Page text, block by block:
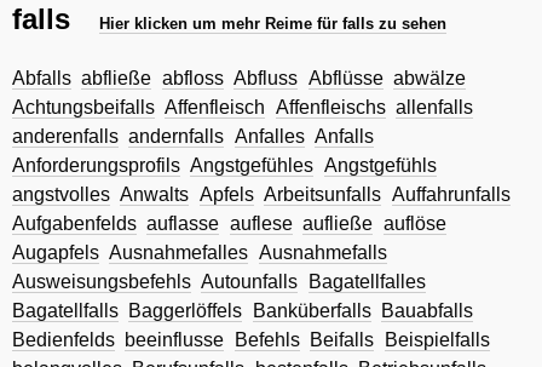
falls Hier klicken um mehr Reime für falls zu sehen
Abfalls abfließe abfloss Abfluss Abflüsse abwälze
Achtungsbeifalls Affenfleisch Affenfleischs allenfalls
anderenfalls andernfalls Anfalles Anfalls
Anforderungsprofils Angstgefühles Angstgefühls
angstvolles Anwalts Apfels Arbeitsunfalls Auffahrunfalls
Aufgabenfelds auflasse auflese aufließe auflöse
Augapfels Ausnahmefalles Ausnahmefalls
Ausweisungsbefehls Autounfalls
Bagatellfalles
Bagatellfalls Baggerlöffels Banküberfalls Bauabfalls
Bedienfelds beeinflusse Befehls Beifalls
Beispielfalls